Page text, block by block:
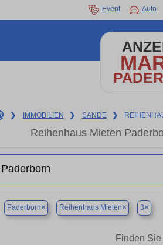
Event Auto
❯ IMMOBILIEN ❯ SANDE ❯
Reihenhaus Mieten
Paderborn× Reihenhaus Mieten× 3×
Finden